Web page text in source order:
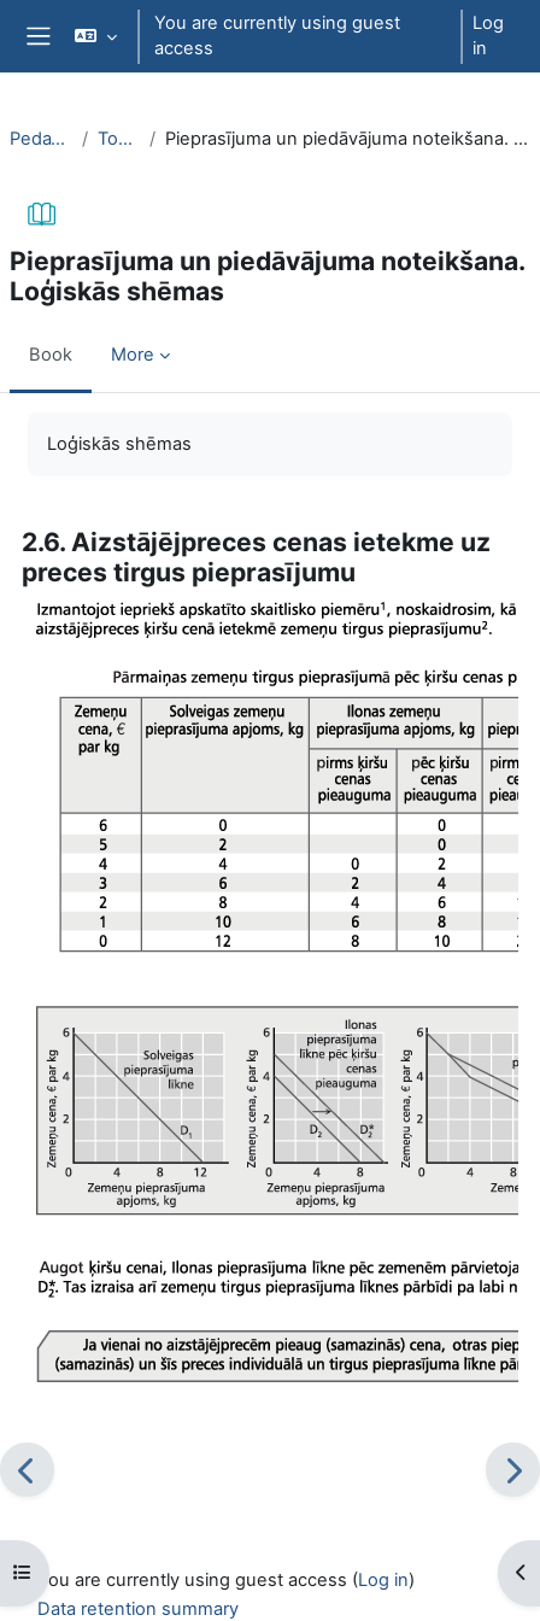
Skip to main content
You are currently using guest
access
Log
in
Open course index
PedaT038 Topic 8 Pieprasījuma un piedāvājuma noteikšana. Loģiskās shēmas
Pieprasījuma un piedāvājuma noteikšana.
Loģiskās shēmas
Book More
Loģiskās shēmas
2.6. Aizstājējpreces cenas ietekme uz
preces tirgus pieprasījumu
You are currently using guest access (Log in)
Data retention summary